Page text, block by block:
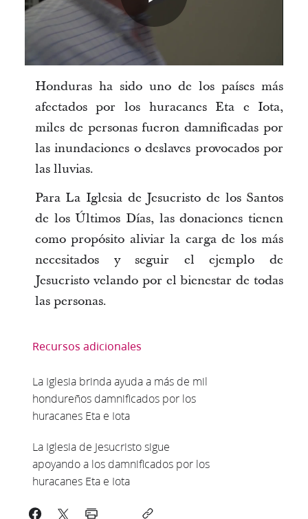
Play
Video
Honduras ha sido uno de los países más
afectados por los huracanes Eta e Iota,
miles de personas fueron damnificadas por
las inundaciones o deslaves provocados por
las lluvias.
Para La Iglesia de Jesucristo de los Santos
de los Últimos Días, las donaciones tienen
como propósito aliviar la carga de los más
necesitados y seguir el ejemplo de
Jesucristo velando por el bienestar de todas
las personas.
Recursos adicionales
La Iglesia brinda ayuda a más de mil
hondureños damnificados por los
huracanes Eta e Iota
La Iglesia de Jesucristo sigue
apoyando a los damnificados por los
huracanes Eta e Iota